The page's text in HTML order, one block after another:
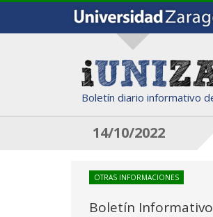
Boletín diario informativo
14/10/2022
OTRAS INFORMACIONES
Boletín